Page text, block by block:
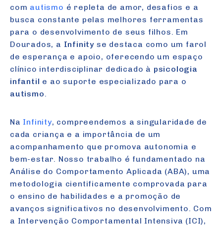
com autismo é repleta de amor, desafios e a
busca constante pelas melhores ferramentas
para o desenvolvimento de seus filhos. Em
Dourados, a Infinity se destaca como um farol
de esperança e apoio, oferecendo um espaço
clínico interdisciplinar dedicado à psicologia
infantil e ao suporte especializado para o
autismo.
Na Infinity, compreendemos a singularidade de
cada criança e a importância de um
acompanhamento que promova autonomia e
bem-estar. Nosso trabalho é fundamentado na
Análise do Comportamento Aplicada (ABA), uma
metodologia cientificamente comprovada para
o ensino de habilidades e a promoção de
avanços significativos no desenvolvimento. Com
a Intervenção Comportamental Intensiva (ICI),